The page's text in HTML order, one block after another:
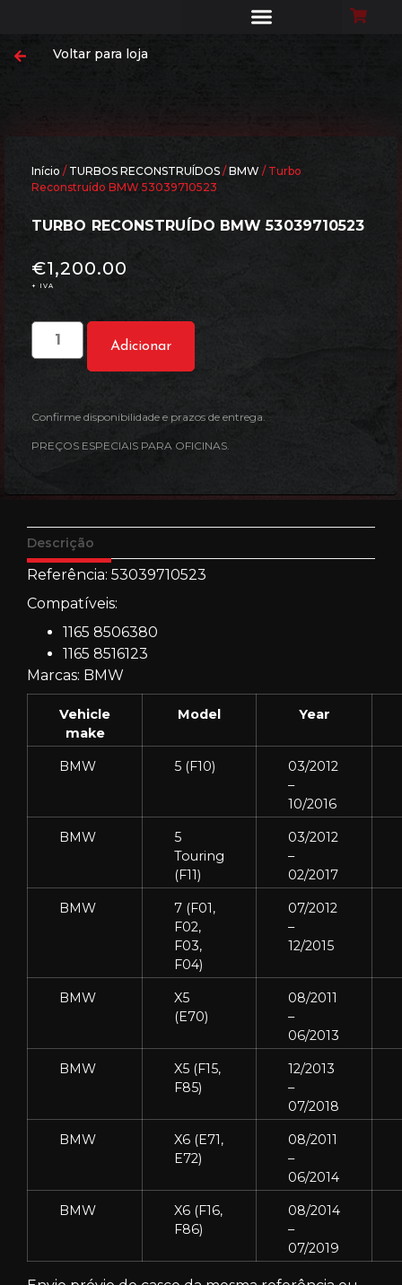
Voltar para loja
Início / TURBOS RECONSTRUÍDOS /BMW / Turbo
Reconstruído BMW 53039710523
TURBO RECONSTRUÍDO BMW 53039710523
€1,200.00
+ IVA
Adicionar
Confirme disponibilidade e prazos de entrega.
PREÇOS ESPECIAIS PARA OFICINAS.
Descrição
Referência: 53039710523
Compatíveis:
1165 8506380
1165 8516123
Marcas: BMW
Vehicle
make
Model Year
BMW 5 (F10)
03/2012
–
10/2016
BMW
5
Touring
(F11)
03/2012
–
02/2017
BMW
7 (F01,
F02,
F03,
F04)
07/2012
–
12/2015
BMW
X5
(E70)
08/2011
–
06/2013
BMW
X5 (F15,
F85)
12/2013
–
07/2018
BMW
X6 (E71,
E72)
08/2011
–
06/2014
BMW
X6 (F16,
F86)
08/2014
–
07/2019